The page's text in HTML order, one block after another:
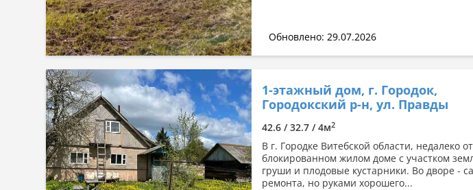
Обновлено: 29.07.2026
1-этажный дом, г. Городок,
Городокский р-н, ул. Правды
42.6 / 32.7 / 4м2
В г. Городке Витебской области, недалеко
блокированном жилом доме с участком
груши и плодовые кустарники. Во дворе -
ремонта, но руками хорошего...